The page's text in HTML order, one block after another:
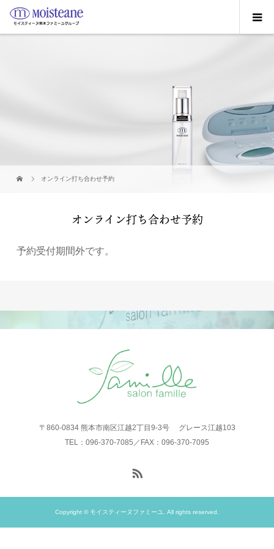
オンライン打ち合わせ予約
オンライン打ち合わせ予約
予約受付期間外です。
〒860-0834 熊本市南区江越2丁目9-3号 グレース江越103
TEL：096-370-7085／FAX：096-370-7095
Copyright © モイスティーヌファミーユ. All rights reserved.